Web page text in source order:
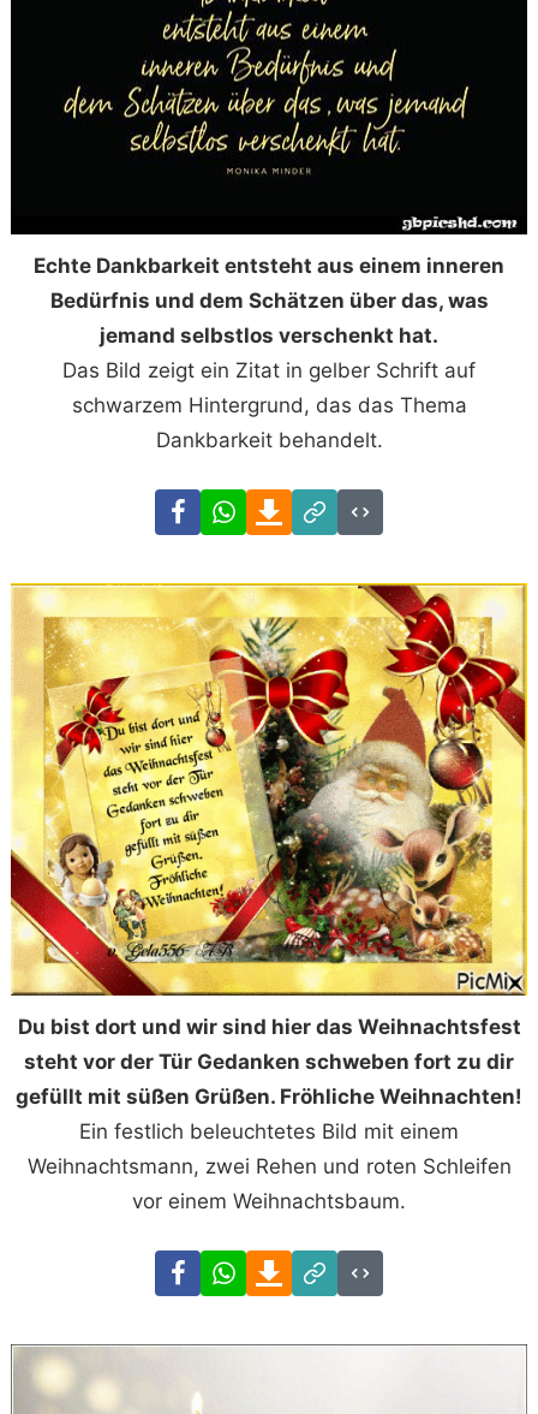
Echte Dankbarkeit entsteht aus einem inneren
Bedürfnis und dem Schätzen über das, was
jemand selbstlos verschenkt hat.
Das Bild zeigt ein Zitat in gelber Schrift auf
schwarzem Hintergrund, das das Thema
Dankbarkeit behandelt.
FacebookWhatsAppDownload
Link
Code
Du bist dort und wir sind hier das Weihnachtsfest
steht vor der Tür Gedanken schweben fort zu dir
gefüllt mit süßen Grüßen. Fröhliche Weihnachten!
Ein festlich beleuchtetes Bild mit einem
Weihnachtsmann, zwei Rehen und roten Schleifen
vor einem Weihnachtsbaum.
FacebookWhatsAppDownload
Link
Code